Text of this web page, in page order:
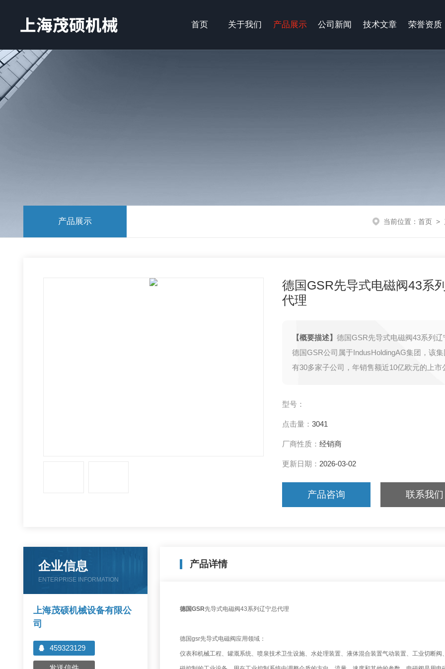
首页 关于我们 产品展示 公司新闻 技术文章 荣誉资质
产品展示 当前位置： 首页 >
德国GSR先导式电磁阀43系
代理
【概要描述】 德国GSR先导式电磁阀43系列辽
德国GSR公司属于IndusHoldingAG集团，该
有30多家子公司，年销售额近10亿欧元的上市
型号：
点击量： 3041
厂商性质： 经销商
更新日期： 2026-03-02
产品咨询 联系我们
产品详情
德国GSR先导式电磁阀43系列辽宁总代理
德国gsr先导式电磁阀应用领域：
仪表和机械工程、罐溉系统、喷泉技术卫生设施、水处理装置、液体混合装置气动装置、工业切断
企业信息
ENTERPRISE INFORMATION
上海茂硕机械设备有限公
司
459323129